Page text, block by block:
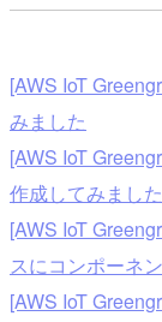
[AWS IoT
みました
[AWS IoT
作成してみました
[AWS IoT
スにコンポーネ
[AWS IoT